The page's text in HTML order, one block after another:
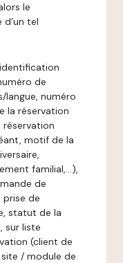
le
tel
de
langue, numéro
la réservation
réservation
motif de la
familial,…),
de
prise de
statut de la
sur liste
(client de
/ module de